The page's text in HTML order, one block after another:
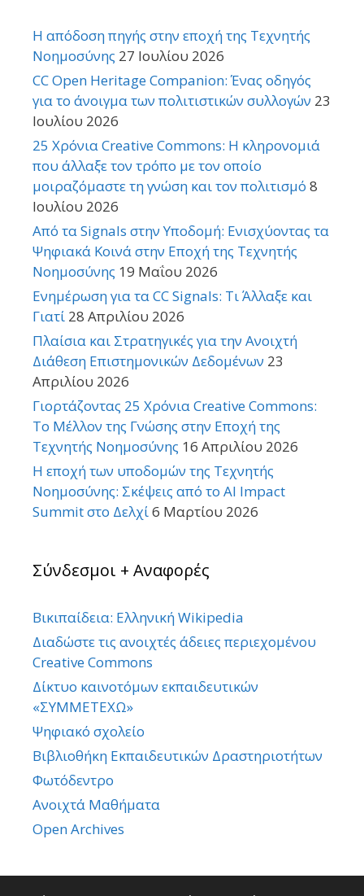
Η απόδοση πηγής στην εποχή της Τεχνητής
Νοημοσύνης 27 Ιουλίου 2026
CC Open Heritage Companion: Ένας οδηγός
για το άνοιγμα των πολιτιστικών συλλογών 23
Ιουλίου 2026
25 Χρόνια Creative Commons: Η κληρονομιά
που άλλαξε τον τρόπο με τον οποίο
μοιραζόμαστε τη γνώση και τον πολιτισμό 8
Ιουλίου 2026
Από τα Signals στην Υποδομή: Ενισχύοντας τα
Ψηφιακά Κοινά στην Εποχή της Τεχνητής
Νοημοσύνης 19 Μαΐου 2026
Ενημέρωση για τα CC Signals: Τι Άλλαξε και
Γιατί 28 Απριλίου 2026
Πλαίσια και Στρατηγικές για την Ανοιχτή
Διάθεση Επιστημονικών Δεδομένων 23
Απριλίου 2026
Γιορτάζοντας 25 Χρόνια Creative Commons:
Το Μέλλον της Γνώσης στην Εποχή της
Τεχνητής Νοημοσύνης 16 Απριλίου 2026
Η εποχή των υποδομών της Τεχνητής
Νοημοσύνης: Σκέψεις από το AI Impact
Summit στο Δελχί6 Μαρτίου 2026
Σύνδεσμοι + Αναφορές
Βικιπαίδεια: Ελληνική Wikipedia
Διαδώστε τις ανοιχτές άδειες περιεχομένου
Creative Commons
Δίκτυο καινοτόμων εκπαιδευτικών
«ΣΥΜΜΕΤΕΧΩ»
Ψηφιακό σχολείο
Βιβλιοθήκη Εκπαιδευτικών Δραστηριοτήτων
Φωτόδεντρο
Ανοιχτά Μαθήματα
Open Archives